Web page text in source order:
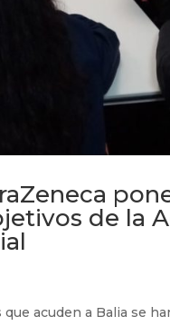
de la
acuden a Balia se